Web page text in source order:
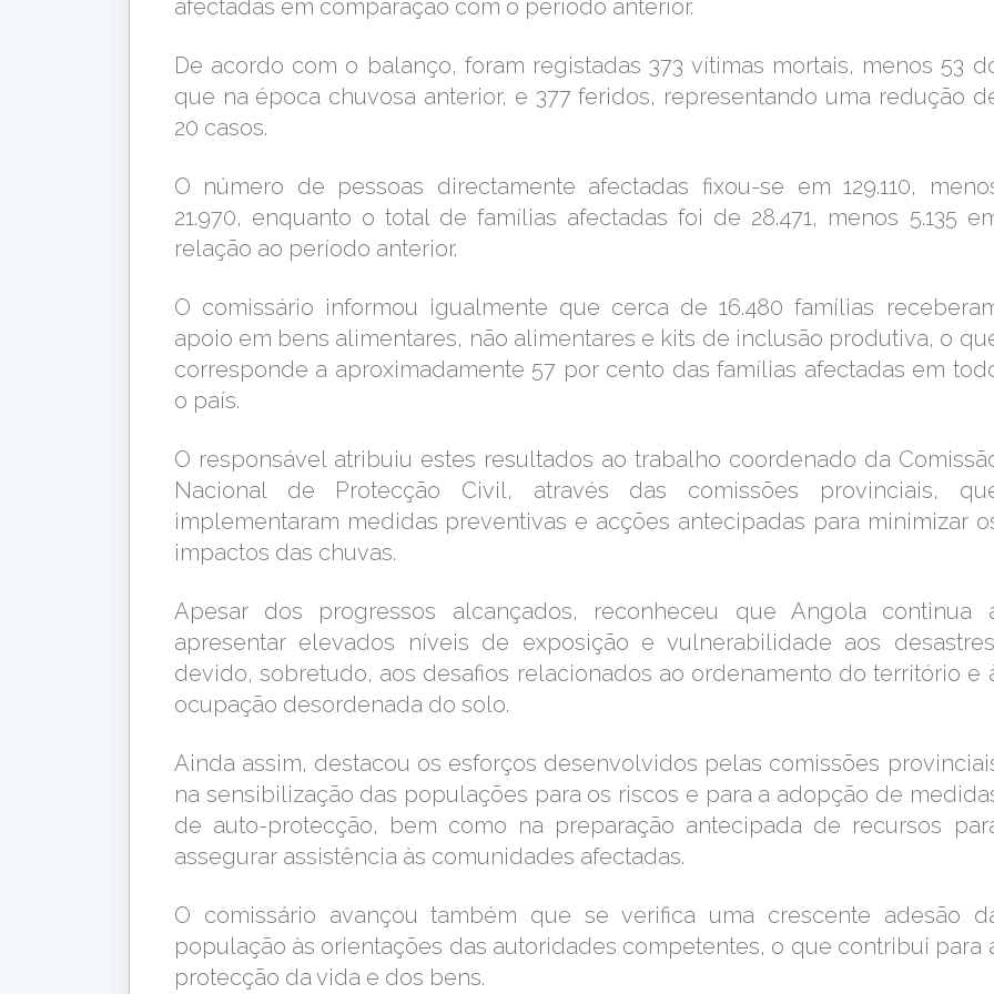
afectadas em comparação com o período anterior.
De acordo com o balanço, foram registadas 373 vítimas mortais, menos 53
que na época chuvosa anterior, e 377 feridos, representando uma redução
20 casos.
O número de pessoas directamente afectadas fixou-se em 129.110,
21.970, enquanto o total de famílias afectadas foi de 28.471, menos 5.135
relação ao período anterior.
O comissário informou igualmente que cerca de 16.480 famílias
apoio em bens alimentares, não alimentares e kits de inclusão produtiva, o
corresponde a aproximadamente 57 por cento das famílias afectadas em
o país.
O responsável atribuiu estes resultados ao trabalho coordenado da
Nacional de Protecção Civil, através das comissões provinciais,
implementaram medidas preventivas e acções antecipadas para minimizar
impactos das chuvas.
Apesar dos progressos alcançados, reconheceu que Angola continua
apresentar elevados níveis de exposição e vulnerabilidade aos
devido, sobretudo, aos desafios relacionados ao ordenamento do território e
ocupação desordenada do solo.
Ainda assim, destacou os esforços desenvolvidos pelas comissões
na sensibilização das populações para os riscos e para a adopção de
de auto-protecção, bem como na preparação antecipada de recursos
assegurar assistência às comunidades afectadas.
O comissário avançou também que se verifica uma crescente adesão
população às orientações das autoridades competentes, o que contribui para
protecção da vida e dos bens.